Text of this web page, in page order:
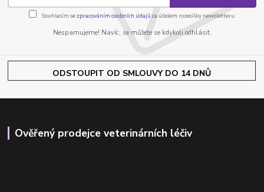
Souhlasím se zpracováním osobních údajůza účelem rozesílky newsletteru.
Nespamujeme! Navíc, se můžete se kdykoli odhlásit.
ODSTOUPIT OD SMLOUVY DO 14 DNŮ
Ověřený prodejce veterinárních léčiv